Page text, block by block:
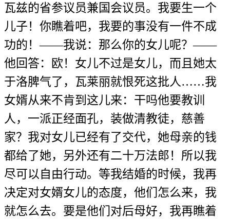
瓦兹的省参议员兼国会议员。我要生一个
儿子！你瞧着吧，我要的事没有一件不成
功的！——我说：那么你的女儿呢？——
他回答：欧！女儿不过是女儿，而且她太
于洛脾气了，瓦莱丽就恨死这批人……我
女婿从来不肯到这儿来：干吗他要教训
人，一派正经面孔，装做清教徒，慈善
家？我对女儿已经有了交代，她母亲的钱
都给了她，另外还有二十万法郎！所以我
尽可以自由行动。等我结婚的时候，我再
决定对女婿女儿的态度，他们怎么来，我
就怎么去。要是他们对后母好，我再瞧着